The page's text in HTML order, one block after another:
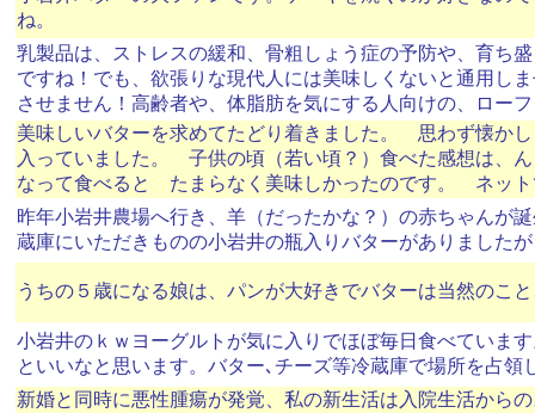
ね。
乳製品は、ストレスの緩和、骨粗しょう症の予防や、育ち
ですね！でも、欲張りな現代人には美味しくないと通用し
させません！高齢者や、体脂肪を気にする人向けの、ロー
美味しいバターを求めてたどり着きました。 思わず懐か
入っていました。 子供の頃（若い頃？）食べた感想は
なって食べると たまらなく美味しかったのです。 ネット
昨年小岩井農場へ行き、羊（だったかな？）の赤ちゃんが
蔵庫にいただきものの小岩井の瓶入りバターがありました
うちの５歳になる娘は、パンが大好きでバターは当然のこ
小岩井のｋｗヨーグルトが気に入りでほぼ毎日食べてい
といいなと思います。バター､チーズ等冷蔵庫で場所を占
新婚と同時に悪性腫瘍が発覚、私の新生活は入院生活から